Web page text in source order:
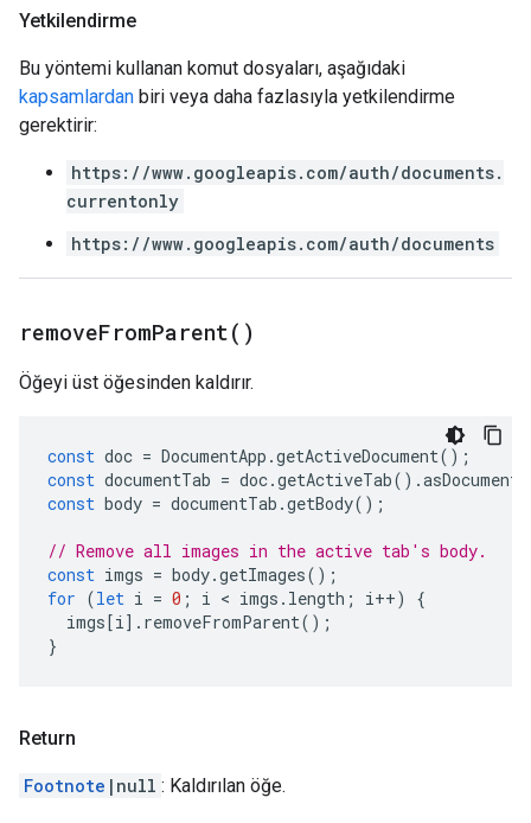
Yetkilendirme
Bu yöntemi kullanan komut dosyaları, aşağıdaki
kapsamlardan biri veya daha fazlasıyla yetkilendirme
gerektirir:
https://www.googleapis.com/auth/documents.
currentonly
https://www.googleapis.com/auth/documents
removeFromParent( )
Öğeyi üst öğesinden kaldırır.
const doc = DocumentApp .getActiveDocument();
const documentTab = doc.getActiveTab().
const body = documentTab .getBody();
// Remove all images in the active tab's body.
const imgs = body.getImages();
for (let i = 0 ; i < imgs . length ; i++)
{
imgs[i]. removeFromParent();
}
Return
Footnote |null : Kaldırılan öğe.